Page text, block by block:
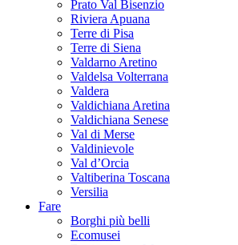
Prato Val Bisenzio
Riviera Apuana
Terre di Pisa
Terre di Siena
Valdarno Aretino
Valdelsa Volterrana
Valdera
Valdichiana Aretina
Valdichiana Senese
Val di Merse
Valdinievole
Val d’Orcia
Valtiberina Toscana
Versilia
Fare
Borghi più belli
Ecomusei